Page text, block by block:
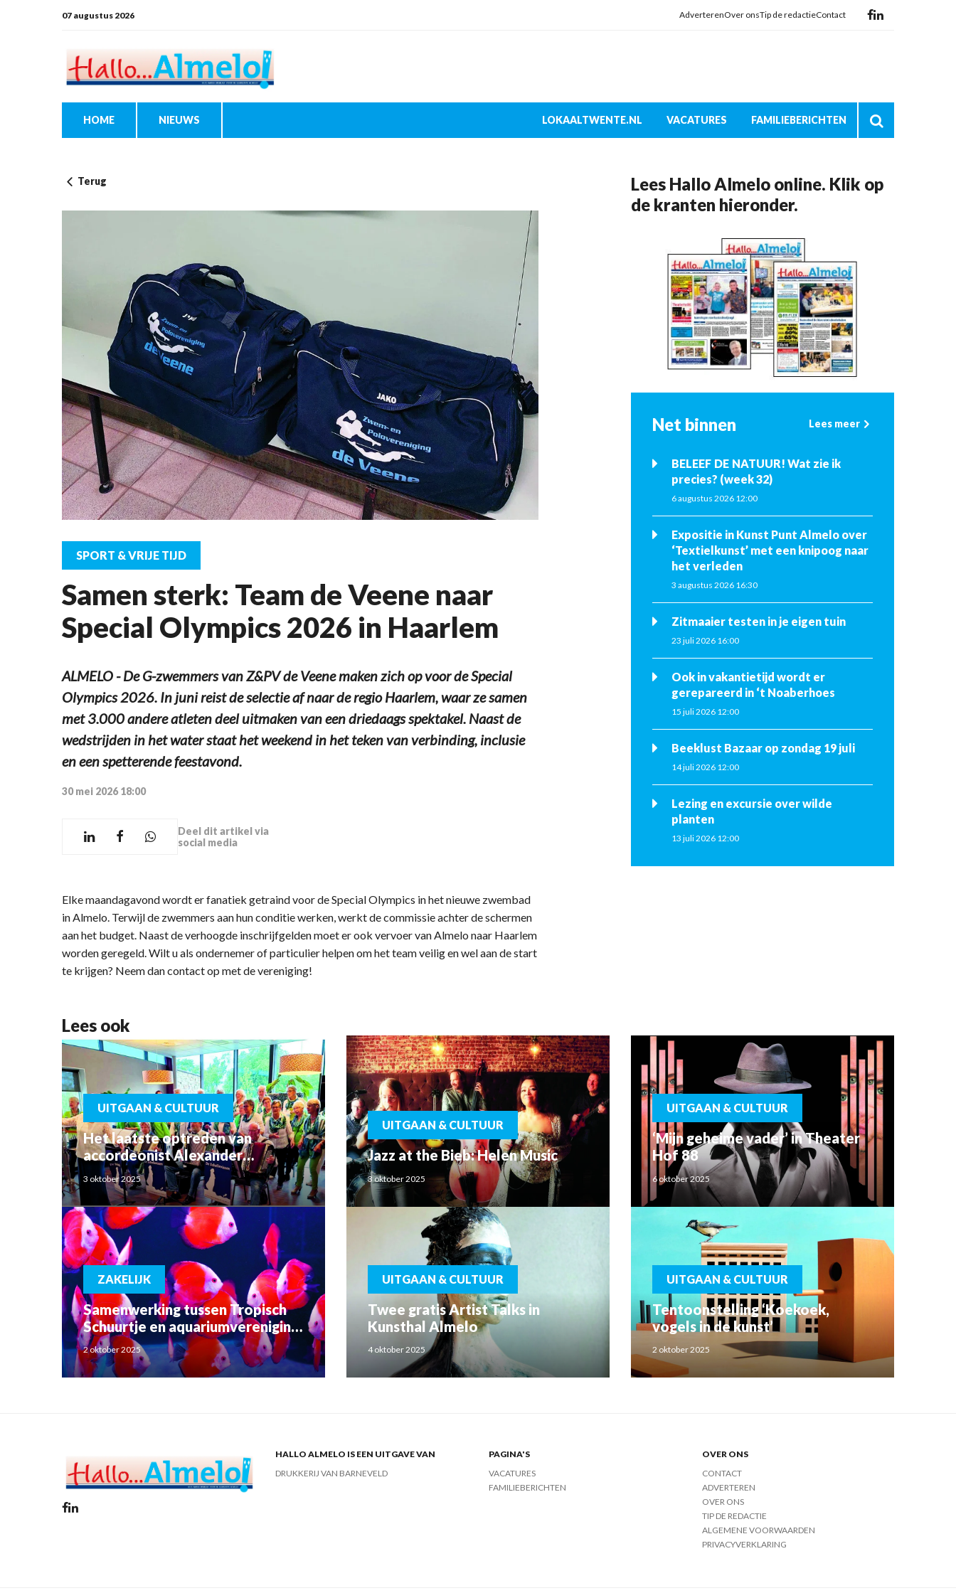
07 augustus 2026 AdverterenOver onsTip de redactieContact
HOME NIEUWS LOKAALTWENTE.NL VACATURES FAMILIEBERICHTEN
Terug
SPORT & VRIJE TIJD
Samen sterk: Team de Veene naar
Special Olympics 2026 in Haarlem
ALMELO - De G-zwemmers van Z&PV de Veene maken zich op voor de Special
Olympics 2026. In juni reist de selectie af naar de regio Haarlem, waar ze samen
met 3.000 andere atleten deel uitmaken van een driedaags spektakel. Naast de
wedstrijden in het water staat het weekend in het teken van verbinding, inclusie
en een spetterende feestavond.
30 mei 2026 18:00
Deel dit artikel via
social media
Elke maandagavond wordt er fanatiek getraind voor de Special Olympics in het nieuwe zwembad
in Almelo. Terwijl de zwemmers aan hun conditie werken, werkt de commissie achter de schermen
aan het budget. Naast de verhoogde inschrijfgelden moet er ook vervoer van Almelo naar Haarlem
worden geregeld. Wilt u als ondernemer of particulier helpen om het team veilig en wel aan de start
te krijgen? Neem dan contact op met de vereniging!
Lees Hallo Almelo online. Klik op
de kranten hieronder.
Net binnen Lees meer
BELEEF DE NATUUR! Wat zie ik
precies? (week 32)
6 augustus 2026 12:00
Expositie in Kunst Punt Almelo over
‘Textielkunst’ met een knipoog naar
het verleden
3 augustus 2026 16:30
Zitmaaier testen in je eigen tuin
23 juli 2026 16:00
Ook in vakantietijd wordt er
gerepareerd in ‘t Noaberhoes
15 juli 2026 12:00
Beeklust Bazaar op zondag 19 juli
14 juli 2026 12:00
Lezing en excursie over wilde
planten
13 juli 2026 12:00
Lees ook
UITGAAN & CULTUUR
Het laatste optreden van
accordeonist Alexander
Schoemaker
3 oktober 2025
UITGAAN & CULTUUR
Jazz at the Bieb: Helen Music
3 oktober 2025
UITGAAN & CULTUUR
‘Mijn geheime vader’ in Theater
Hof 88
6 oktober 2025
ZAKELIJK
Samenwerking tussen Tropisch
Schuurtje en aquariumvereniging
Betta Splendens
2 oktober 2025
UITGAAN & CULTUUR
Twee gratis Artist Talks in
Kunsthal Almelo
4 oktober 2025
UITGAAN & CULTUUR
Tentoonstelling ‘Koekoek,
vogels in de kunst’
2 oktober 2025
HALLO ALMELO IS EEN UITGAVE VAN
DRUKKERIJ VAN BARNEVELD
PAGINA'S
VACATURES
FAMILIEBERICHTEN
OVER ONS
CONTACT
ADVERTEREN
OVER ONS
TIP DE REDACTIE
ALGEMENE VOORWAARDEN
PRIVACYVERKLARING